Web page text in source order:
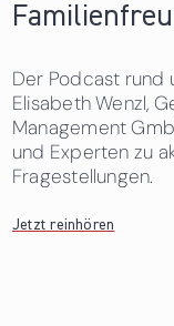
Der Podcast rund
Elisabeth Wenzl,
Management
und Experten zu
Fragestellungen.
Jetzt reinhören